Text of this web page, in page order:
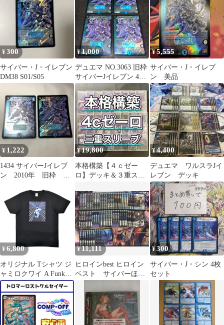
¥300
サイバー・J・イレブン
DM38 S01/S05
¥1,000
デュエマ NO.3063 旧枠
サイバーJイレブン 4枚
初期
¥5,555
サイバー・J・イレブ
ン 美品
¥ 1,222
1434 サイバーJイレブ
ン 2010年 旧枠 初
¥19,800
本格構築【４ｃゼー
ロ】デッキ＆３重スリ
¥4,400
デュエマ ワルスラJイ
レブン デッキ
¥ 6,800
オリジナル Tシャツ ジ
ャミロクワイ A Funk
Odyssey Jay Kay ジェイ
ケイ 90年代 アシッドジ
ャズ ファンク ダンス
レーザー 光線 サイバー
レトロフューチャー 黒
¥11,111
ヒロインbest ヒロイン
ベスト サイバーほぼ4
¥300
サイバー・J・シン 4枚
セット